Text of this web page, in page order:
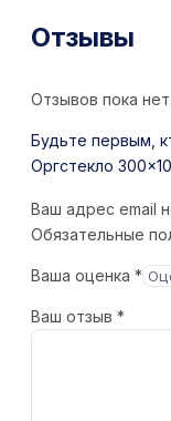
Отзывы
Отзывов пока нет.
Будьте первым,
Оргстекло
Ваш адрес email
Обязательные
Ваша оценка *
Ваш отзыв *